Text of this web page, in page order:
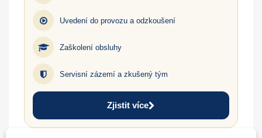
Uvedení do provozu a odzkoušení
Zaškolení obsluhy
Servisní zázemí a zkušený tým
Zjistit více